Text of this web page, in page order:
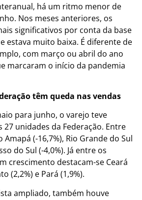
há um ritmo menor de
Nos meses anteriores, os
significativos por conta da base
estava muito baixa. É diferente de
com março ou abril do ano
marcaram o início da pandemia
têm queda nas vendas
para junho, o varejo teve
27 unidades da Federação. Entre
(-16,7%), Rio Grande do Sul
do Sul (-4,0%). Já entre os
crescimento destacam-se Ceará
(2,2%) e Pará (1,9%).
ampliado, também houve